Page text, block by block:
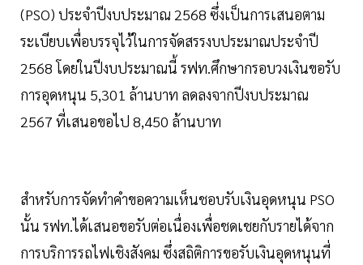
(PSO) ประจำปีงบประมาณ 2568 ซึ่งเป็นการเสนอตาม
ระเบียบเพื่อบรรจุไว้ในการจัดสรรงบประมาณประจำปี
2568 โดยในปีงบประมาณนี้ รฟท.ศึกษากรอบวงเงินขอรับ
การอุดหนุน 5,301 ล้านบาท ลดลงจากปีงบประมาณ
2567 ที่เสนอขอไป 8,450 ล้านบาท
สำหรับการจัดทำคำขอความเห็นชอบรับเงินอุดหนุน PSO
นั้น รฟท.ได้เสนอขอรับต่อเนื่องเพื่อชดเชยกับรายได้จาก
การบริการรถไฟเชิงสังคม ซึ่งสถิติการขอรับเงินอุดหนุนที่